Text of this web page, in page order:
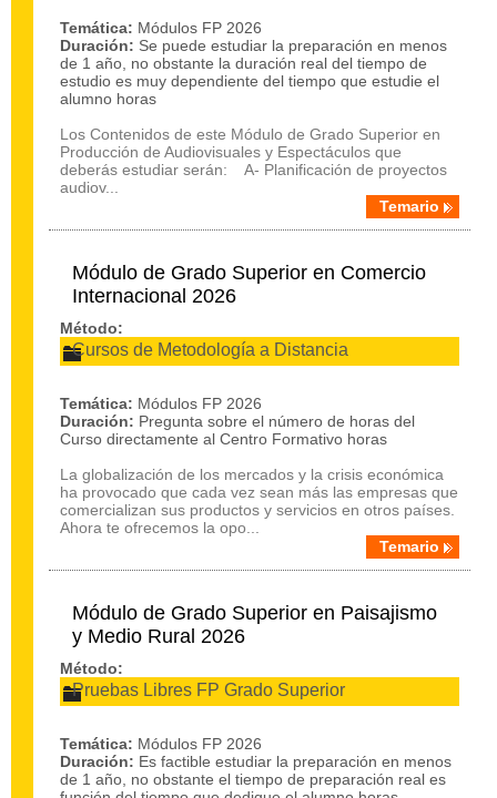
Temática: Módulos FP 2026
Duración: Se puede estudiar la preparación en menos
de 1 año, no obstante la duración real del tiempo de
estudio es muy dependiente del tiempo que estudie el
alumno horas
Los Contenidos de este Módulo de Grado Superior en
Producción de Audiovisuales y Espectáculos que
deberás estudiar serán: A- Planificación de proyectos
audiov...
Temario
Módulo de Grado Superior en Comercio
Internacional 2026
Método:
Cursos de Metodología a Distancia
Temática: Módulos FP 2026
Duración: Pregunta sobre el número de horas del
Curso directamente al Centro Formativo horas
La globalización de los mercados y la crisis económica
ha provocado que cada vez sean más las empresas que
comercializan sus productos y servicios en otros países.
Ahora te ofrecemos la opo...
Temario
Módulo de Grado Superior en Paisajismo
y Medio Rural 2026
Método:
Pruebas Libres FP Grado Superior
Temática: Módulos FP 2026
Duración: Es factible estudiar la preparación en menos
de 1 año, no obstante el tiempo de preparación real es